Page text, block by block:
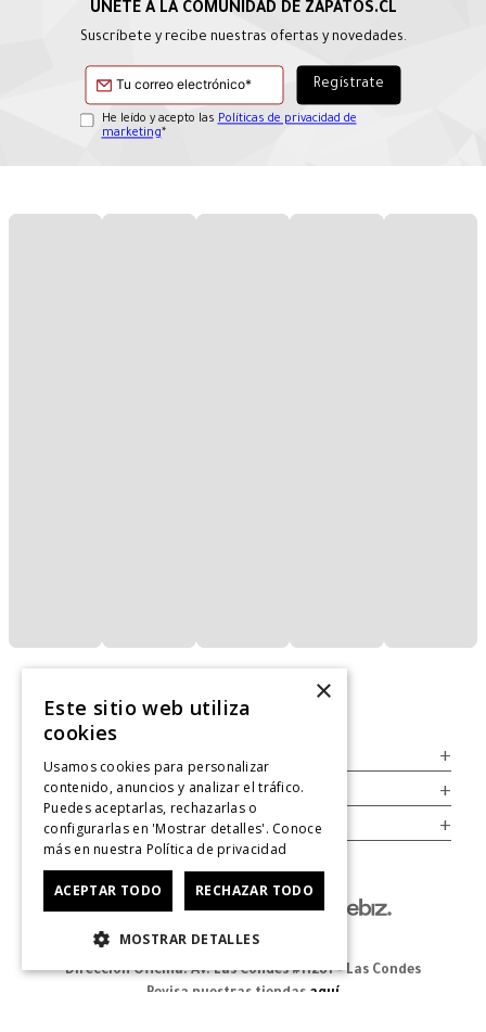
Suscríbete y recibe nuestras ofertas y novedades.
He leído y acepto las Políticas de privacidad de
marketing*
+
Legal +
Cuenta +
Dirección Oficina: Av. Las Condes #11281 - Las Condes
Revisa nuestras tiendas aquí
×
Este sitio web utiliza
cookies
Usamos cookies para personalizar
contenido, anuncios y analizar el tráfico.
Puedes aceptarlas, rechazarlas o
configurarlas en 'Mostrar detalles'. Conoce
más en nuestra Política de privacidad
ACEPTAR TODO RECHAZAR TODO
MOSTRAR DETALLES